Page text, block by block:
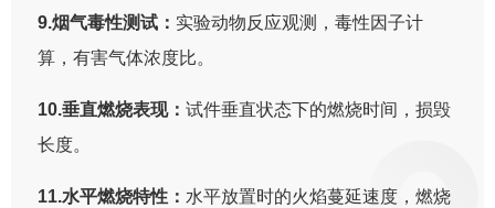
9.烟气毒性测试： 实验动物反应观测，毒性因子计
算，有害气体浓度比。
10.垂直燃烧表现：试件垂直状态下的燃烧时间，损毁
长度。
11.水平燃烧特性： 水平放置时的火焰蔓延速度，燃烧